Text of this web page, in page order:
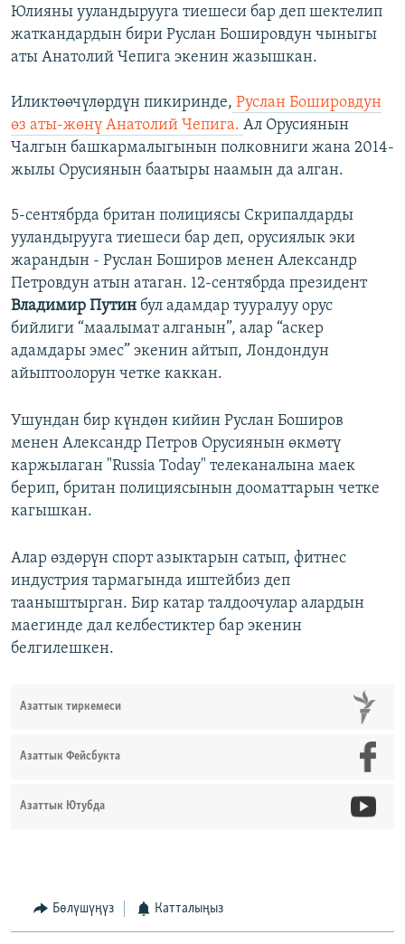
Юлияны ууландырууга тиешеси бар деп шектелип
жаткандардын бири Руслан Бошировдун чыныгы
аты Анатолий Чепига экенин жазышкан.
Иликтөөчүлөрдүн пикиринде, Руслан Бошировдун
өз аты-жөнү Анатолий Чепига. Ал Орусиянын
Чалгын башкармалыгынын полковниги жана 2014-
жылы Орусиянын баатыры наамын да алган.
5-сентябрда британ полициясы Скрипалдарды
ууландырууга тиешеси бар деп, орусиялык эки
жарандын - Руслан Боширов менен Александр
Петровдун атын атаган. 12-сентябрда президент
Владимир Путин бул адамдар тууралуу орус
бийлиги “маалымат алганын”, алар “аскер
адамдары эмес” экенин айтып, Лондондун
айыптоолорун четке каккан.
Ушундан бир күндөн кийин Руслан Боширов
менен Александр Петров Орусиянын өкмөтү
каржылаган "Russia Today" телеканалына маек
берип, британ полициясынын дооматтарын четке
кагышкан.
Алар өздөрүн спорт азыктарын сатып, фитнес
индустрия тармагында иштейбиз деп
тааныштырган. Бир катар талдоочулар алардын
маегинде дал келбестиктер бар экенин
белгилешкен.
Азаттык тиркемеси
Азаттык Фейсбукта
Азаттык Ютубда
Бөлүшүңүз Катталыңыз